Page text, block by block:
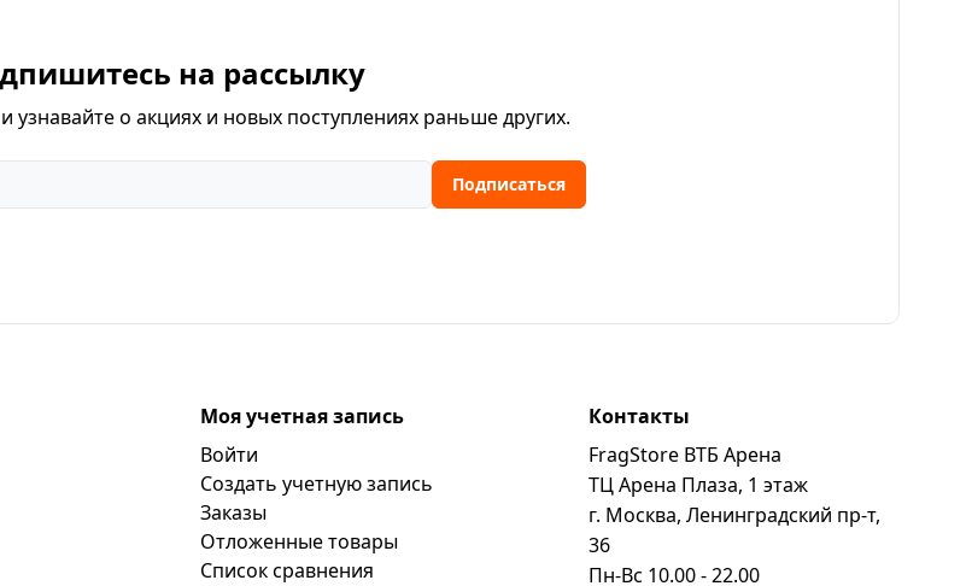
на рассылку
узнавайте о акциях и новых поступлениях раньше других.
Подписаться
Моя учетная запись
Войти
Создать учетную запись
Заказы
Отложенные товары
Список сравнения
Контакты
FragStore ВТБ Арена
ТЦ Арена Плаза, 1 этаж
г. Москва, Ленинградский пр-т,
36
Пн-Вс 10.00 - 22.00